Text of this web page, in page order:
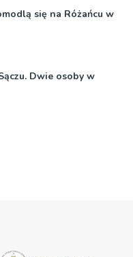
się na Różańcu w
Dwie osoby w